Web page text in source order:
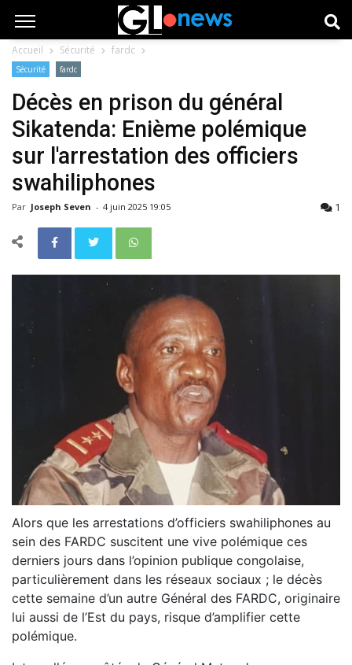
Accueil Sécurité fardc
Sécurité fardc
Décès en prison du général
Sikatenda: Enième polémique
sur l'arrestation des officiers
swahiliphones
Par Joseph Seven - 4 juin 2025 19:05 1
Alors que les arrestations d’officiers swahiliphones au
sein des FARDC suscitent une vive polémique ces
derniers jours dans l’opinion publique congolaise,
particulièrement dans les réseaux sociaux ; le décès
cette semaine d’un autre Général des FARDC, originaire
lui aussi de l’Est du pays, risque d’amplifier cette
polémique.